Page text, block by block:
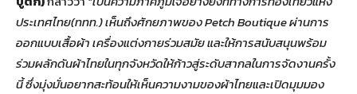
ประเทศไทย(ททท.) เห็นถึงศักยภาพของPetch Boutique ผ่านการ
ออกแบบเสื้อผ้า เครื่องแต่งกายร่วมสมัย และให้การสนับสนุนพร้อม
ร่วมผลักดันผ้าไทยในทุกจังหวัดให้ก้าวสู่ระดับสากลในการจัดงานครั้ง
นี้ ซึ่งมุ่งมั่นอยากสะท้อนให้เห็นความงามของผ้าไทยและเปิดมุมมอง